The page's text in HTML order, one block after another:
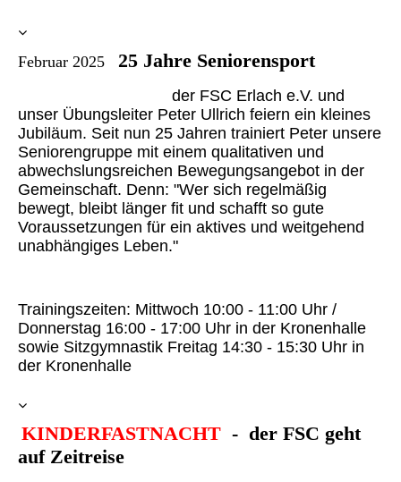
Februar 2025 25 Jahre Seniorensport
der FSC Erlach e.V. und
unser Übungsleiter Peter Ullrich feiern ein kleines
Jubiläum. Seit nun 25 Jahren trainiert Peter unsere
Seniorengruppe mit einem qualitativen und
abwechslungsreichen Bewegungsangebot in der
Gemeinschaft. Denn: "Wer sich regelmäßig
bewegt, bleibt länger fit und schafft so gute
Voraussetzungen für ein aktives und weitgehend
unabhängiges Leben."
Trainingszeiten: Mittwoch 10:00 - 11:00 Uhr /
Donnerstag 16:00 - 17:00 Uhr in der Kronenhalle
sowie Sitzgymnastik Freitag 14:30 - 15:30 Uhr in
der Kronenhalle
KINDERFASTNACHT - der FSC geht
auf Zeitreise